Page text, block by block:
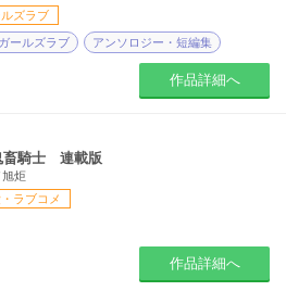
ズラブ
ガールズラブ アンソロジー・短編集
作品詳細へ
畜騎士 連載版
旭炬
ラブコメ
作品詳細へ